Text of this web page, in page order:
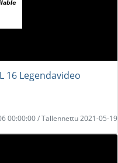
16 Legendavideo
00:00:00 / Tallennettu 2021-05-19